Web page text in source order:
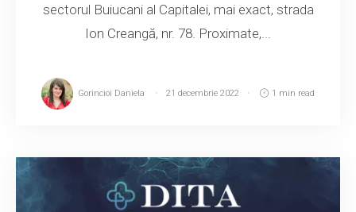
sectorul Buiucani al Capitalei, mai exact, strada
Ion Creangă, nr. 78. Proximate,...
Gorincioi Daniela 21 decembrie 2022 1 min read